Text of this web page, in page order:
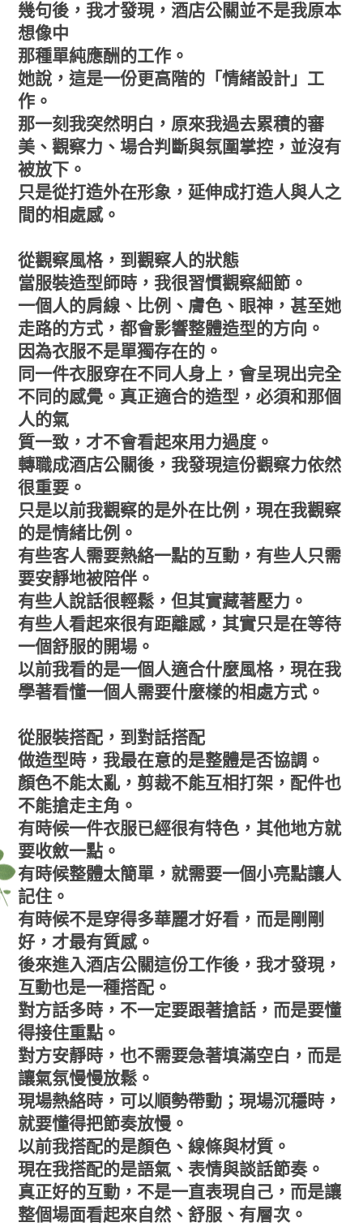
幾句後，我才發現，酒店公關並不是我原本
想像中
那種單純應酬的工作。
她說，這是一份更高階的「情緒設計」工
作。
那一刻我突然明白，原來我過去累積的審
美、觀察力、場合判斷與氛圍掌控，並沒有
被放下。
只是從打造外在形象，延伸成打造人與人之
間的相處感。
從觀察風格，到觀察人的狀態
當服裝造型師時，我很習慣觀察細節。
一個人的肩線、比例、膚色、眼神，甚至她
走路的方式，都會影響整體造型的方向。
因為衣服不是單獨存在的。
同一件衣服穿在不同人身上，會呈現出完全
不同的感覺。真正適合的造型，必須和那個
人的氣
質一致，才不會看起來用力過度。
轉職成酒店公關後，我發現這份觀察力依然
很重要。
只是以前我觀察的是外在比例，現在我觀察
的是情緒比例。
有些客人需要熱絡一點的互動，有些人只需
要安靜地被陪伴。
有些人說話很輕鬆，但其實藏著壓力。
有些人看起來很有距離感，其實只是在等待
一個舒服的開場。
以前我看的是一個人適合什麼風格，現在我
學著看懂一個人需要什麼樣的相處方式。
從服裝搭配，到對話搭配
做造型時，我最在意的是整體是否協調。
顏色不能太亂，剪裁不能互相打架，配件也
不能搶走主角。
有時候一件衣服已經很有特色，其他地方就
要收斂一點。
有時候整體太簡單，就需要一個小亮點讓人
記住。
有時候不是穿得多華麗才好看，而是剛剛
好，才最有質感。
後來進入酒店公關這份工作後，我才發現，
互動也是一種搭配。
對方話多時，不一定要跟著搶話，而是要懂
得接住重點。
對方安靜時，也不需要急著填滿空白，而是
讓氣氛慢慢放鬆。
現場熱絡時，可以順勢帶動；現場沉穩時，
就要懂得把節奏放慢。
以前我搭配的是顏色、線條與材質。
現在我搭配的是語氣、表情與談話節奏。
真正好的互動，不是一直表現自己，而是讓
整個場面看起來自然、舒服、有層次。